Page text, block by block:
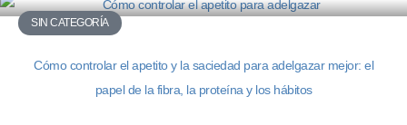
SIN CATEGORÍA
Cómo controlar el apetito y la saciedad para adelgazar mejor: el
papel de la fibra, la proteína y los hábitos